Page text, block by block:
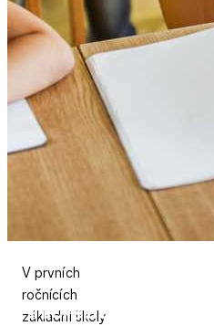
Informace pro
V prvních
ročnících
základní školy